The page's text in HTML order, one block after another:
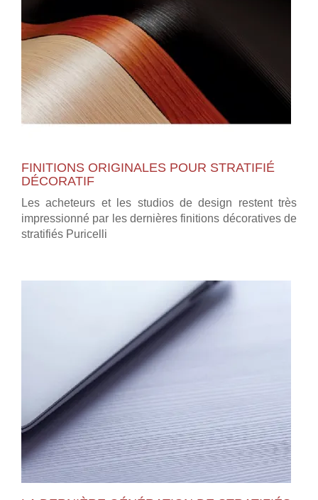
FINITIONS ORIGINALES POUR STRATIFIÉ
DÉCORATIF
Les acheteurs et les studios de design restent très
impressionné par les dernières finitions décoratives de
stratifiés Puricelli